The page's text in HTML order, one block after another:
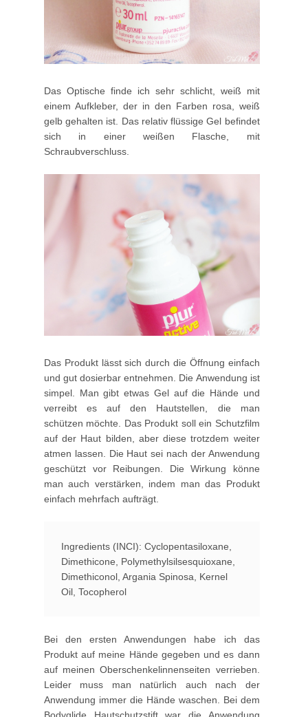
Das Optische finde ich sehr schlicht, weiß mit
einem Aufkleber, der in den Farben rosa, weiß
gelb gehalten ist. Das relativ flüssige Gel befindet
sich in einer weißen Flasche, mit
Schraubverschluss.
Das Produkt lässt sich durch die Öffnung einfach
und gut dosierbar entnehmen. Die Anwendung ist
simpel. Man gibt etwas Gel auf die Hände und
verreibt es auf den Hautstellen, die man
schützen möchte. Das Produkt soll ein Schutzfilm
auf der Haut bilden, aber diese trotzdem weiter
atmen lassen. Die Haut sei nach der Anwendung
geschützt vor Reibungen. Die Wirkung könne
man auch verstärken, indem man das Produkt
einfach mehrfach aufträgt.
Ingredients (INCI): Cyclopentasiloxane,
Dimethicone, Polymethylsilsesquioxane,
Dimethiconol, Argania Spinosa, Kernel
Oil, Tocopherol
Bei den ersten Anwendungen habe ich das
Produkt auf meine Hände gegeben und es dann
auf meinen Oberschenkelinnenseiten verrieben.
Leider muss man natürlich auch nach der
Anwendung immer die Hände waschen. Bei dem
Bodyglide Hautschutzstift war die Anwendung